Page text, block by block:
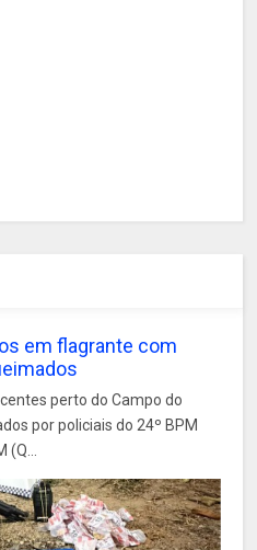
em flagrante com
perto do Campo do
por policiais do 24º BPM
(Q...